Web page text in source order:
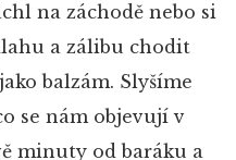
na záchodě nebo si
a zálibu chodit
balzám. Slyšíme
se nám objevují v
minuty od baráku a